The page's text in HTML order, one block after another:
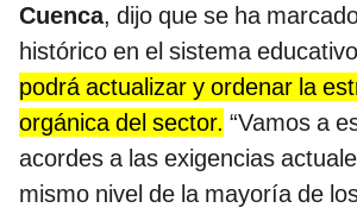
Cuenca, dijo que se ha
histórico en el sistema
podrá actualizar y ordenar la
orgánica del sector. “Vamos a
acordes a las exigencias
mismo nivel de la mayoría de